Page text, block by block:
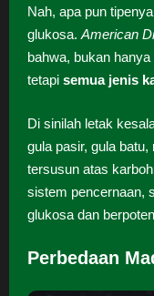
Nah, apa pun
glukosa. American
bahwa, bukan
tetapi semua jenis
Di sinilah letak
gula pasir, gula
tersusun atas
sistem pencernaan,
glukosa dan
Perbedaan